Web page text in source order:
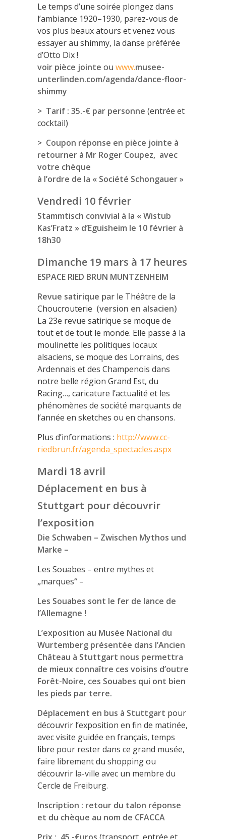
Le temps d’une soirée plongez dans
l’ambiance 1920–1930, parez-vous de
vos plus beaux atours et venez vous
essayer au shimmy, la danse préférée
d’Otto Dix !
voir pièce jointe ou www.musee-
unterlinden.com/agenda/dance-floor-
shimmy
> Tarif : 35.-€ par personne (entrée et
cocktail)
> Coupon réponse en pièce jointe à
retourner à Mr Roger Coupez, avec
votre chèque
à l’ordre de la « Société Schongauer»
Vendredi 10 février
Stammtisch convivial à la « Wistub
Kas’Fratz » d’Eguisheim le 10 février à
18h30
Dimanche 19 mars à 17 heures
ESPACE RIED BRUN MUNTZENHEIM
Revue satirique par le Théâtre de la
Choucrouterie (version en alsacien)
La 23e revue satirique se moque de
tout et de tout le monde. Elle passe à la
moulinette les politiques locaux
alsaciens, se moque des Lorrains, des
Ardennais et des Champenois dans
notre belle région Grand Est, du
Racing…, caricature l’actualité et les
phénomènes de société marquants de
l’année en sketches ou en chansons.
Plus d’informations : http://www.cc-
riedbrun.fr/agenda_spectacles.aspx
Mardi 18 avril
Déplacement en bus à
Stuttgart pour découvrir
l’exposition
Die Schwaben – Zwischen Mythos und
Marke –
Les Souabes – entre mythes et
„marques“ –
Les Souabes sont le fer de lance de
l’Allemagne !
L’exposition au Musée National du
Wurtemberg présentée dans l’Ancien
Château à Stuttgart nous permettra
de mieux connaître ces voisins d’outre
Forêt-Noire, ces Souabes qui ont bien
les pieds par terre.
Déplacement en bus à Stuttgart pour
découvrir l’exposition en fin de matinée,
avec visite guidée en français, temps
libre pour rester dans ce grand musée,
faire librement du shopping ou
découvrir la-ville avec un membre du
Cercle de Freiburg.
Inscription : retour du talon réponse
et du chèque au nom de CFACCA